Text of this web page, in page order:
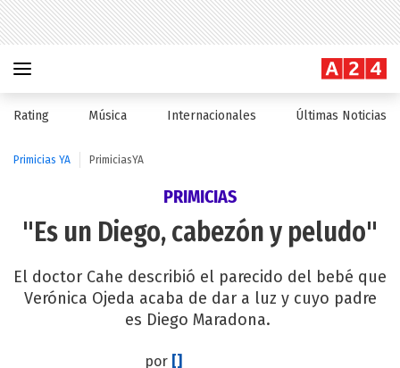
Rating Música Internacionales Últimas Noticias
Primicias YA PrimiciasYA
PRIMICIAS
"Es un Diego, cabezón y peludo"
El doctor Cahe describió el parecido del bebé que
Verónica Ojeda acaba de dar a luz y cuyo padre
es Diego Maradona.
por []